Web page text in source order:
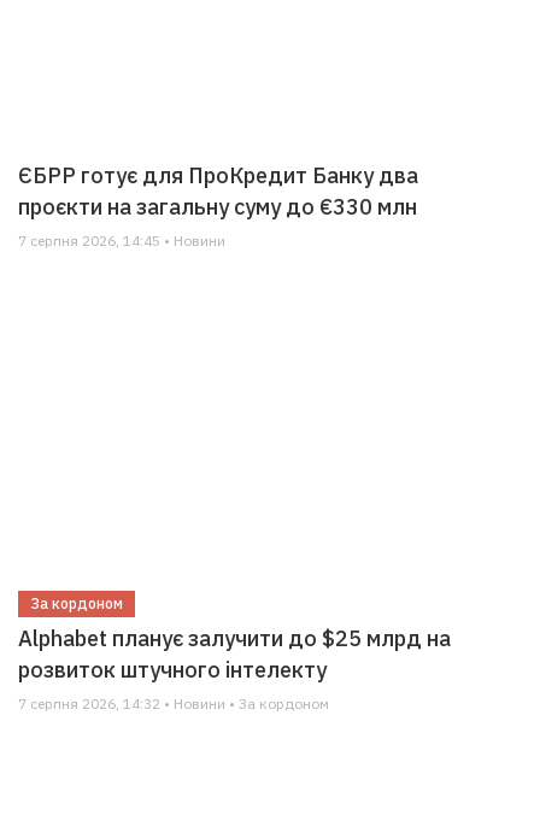
ЄБРР готує для ПроКредит Банку два
проєкти на загальну суму до €330 млн
7 серпня 2026, 14:45 • Новини
За кордоном
Alphabet планує залучити до $25 млрд на
розвиток штучного інтелекту
7 серпня 2026, 14:32 • Новини • За кордоном